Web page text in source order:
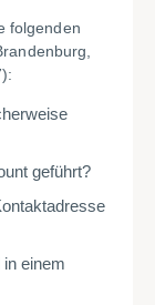
folgenden
geführt?
einem